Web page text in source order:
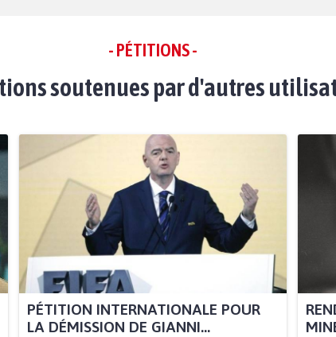
- PÉTITIONS -
soutenues par d'autres
PÉTITION INTERNATIONALE POUR
LA DÉMISSION DE GIANNI...